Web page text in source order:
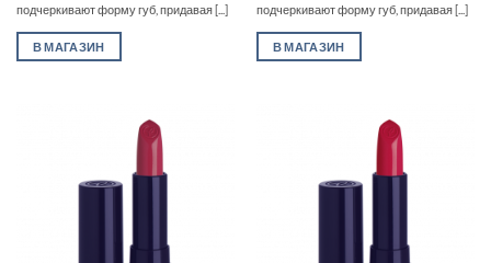
подчеркивают форму губ, придавая [...]
В МАГАЗИН
подчеркивают форму губ, придавая [...]
В МАГАЗИН